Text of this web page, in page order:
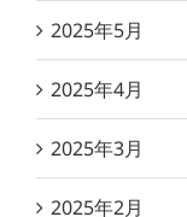
2025年5月
2025年4月
2025年3月
2025年2月